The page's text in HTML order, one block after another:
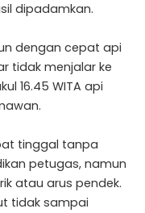
dipadamkan.
dengan cepat api
tidak menjalar ke
16.45 WITA api
tinggal tanpa
petugas, namun
atau arus pendek.
tidak sampai